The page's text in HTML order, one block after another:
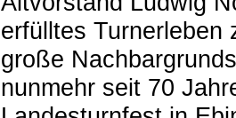
erfülltes Turnerleben
große
nunmehr seit 70